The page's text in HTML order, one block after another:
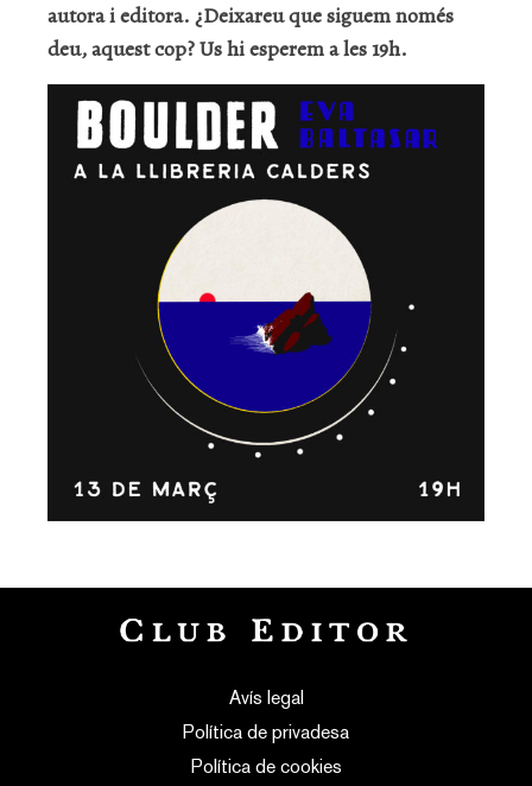
autora i editora. ¿Deixareu que siguem només
deu, aquest cop? Us hi esperem a les 19h.
Avís legal
Política de privadesa
Política de cookies